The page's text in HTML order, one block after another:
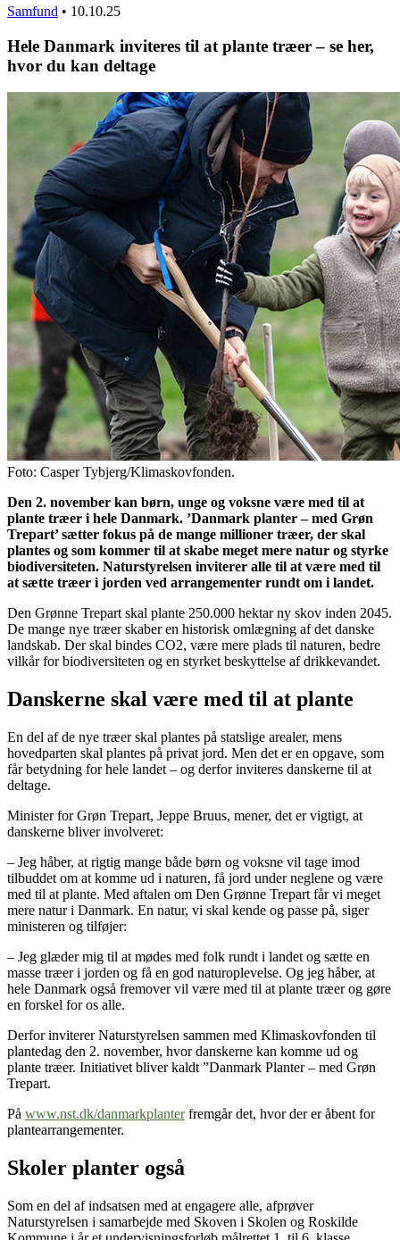
Samfund • 10.10.25
Hele Danmark inviteres til at plante træer – se her,
hvor du kan deltage
Foto: Casper Tybjerg/Klimaskovfonden.
Den 2. november kan børn, unge og voksne være med til at
plante træer i hele Danmark. ’Danmark planter – med Grøn
Trepart’ sætter fokus på de mange millioner træer, der skal
plantes og som kommer til at skabe meget mere natur og styrke
biodiversiteten. Naturstyrelsen inviterer alle til at være med til
at sætte træer i jorden ved arrangementer rundt om i landet.
Den Grønne Trepart skal plante 250.000 hektar ny skov inden 2045.
De mange nye træer skaber en historisk omlægning af det danske
landskab. Der skal bindes CO2, være mere plads til naturen, bedre
vilkår for biodiversiteten og en styrket beskyttelse af drikkevandet.
Danskerne skal være med til at plante
En del af de nye træer skal plantes på statslige arealer, mens
hovedparten skal plantes på privat jord. Men det er en opgave, som
får betydning for hele landet – og derfor inviteres danskerne til at
deltage.
Minister for Grøn Trepart, Jeppe Bruus, mener, det er vigtigt, at
danskerne bliver involveret:
– Jeg håber, at rigtig mange både børn og voksne vil tage imod
tilbuddet om at komme ud i naturen, få jord under neglene og være
med til at plante. Med aftalen om Den Grønne Trepart får vi meget
mere natur i Danmark. En natur, vi skal kende og passe på, siger
ministeren og tilføjer:
– Jeg glæder mig til at mødes med folk rundt i landet og sætte en
masse træer i jorden og få en god naturoplevelse. Og jeg håber, at
hele Danmark også fremover vil være med til at plante træer og gøre
en forskel for os alle.
Derfor inviterer Naturstyrelsen sammen med Klimaskovfonden til
plantedag den 2. november, hvor danskerne kan komme ud og
plante træer. Initiativet bliver kaldt ”Danmark Planter – med Grøn
Trepart.
På www.nst.dk/danmarkplanterfremgår det, hvor der er åbent for
plantearrangementer.
Skoler planter også
Som en del af indsatsen med at engagere alle, afprøver
Naturstyrelsen i samarbejde med Skoven i Skolen og Roskilde